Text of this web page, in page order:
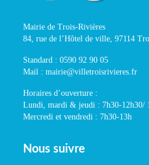
Mairie de Trois-Rivières
84, rue de l’Hôtel de ville, 97114
Standard : 0590 92 90 05
Mail : mairie@villetroisrivieres.fr
Horaires d’ouverture :
Lundi, mardi & jeudi : 7h30-12h30/
Mercredi et vendredi : 7h30-13h
Nous suivre